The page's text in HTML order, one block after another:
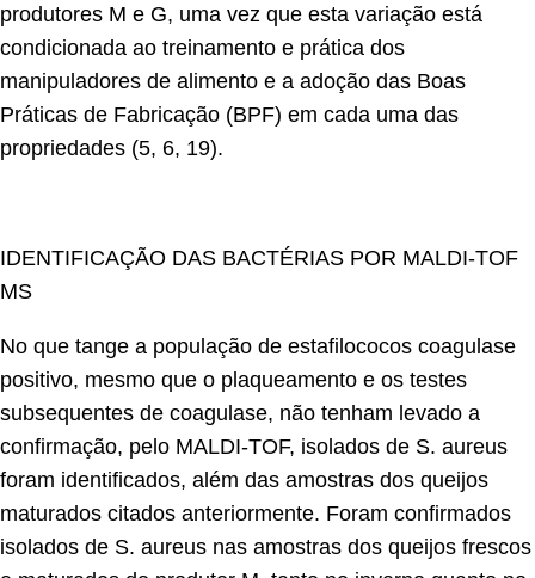
produtores M e G, uma vez que esta variação está
condicionada ao treinamento e prática dos
manipuladores de alimento e a adoção das Boas
Práticas de Fabricação (BPF) em cada uma das
propriedades (5, 6, 19).
IDENTIFICAÇÃO DAS BACTÉRIAS POR MALDI-TOF
MS
No que tange a população de estafilococos coagulase
positivo, mesmo que o plaqueamento e os testes
subsequentes de coagulase, não tenham levado a
confirmação, pelo MALDI-TOF, isolados de S. aureus
foram identificados, além das amostras dos queijos
maturados citados anteriormente. Foram confirmados
isolados de S. aureus nas amostras dos queijos frescos